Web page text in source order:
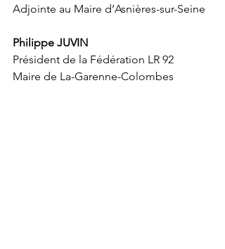
Adjointe au Maire d’Asnières-sur-Seine
Philippe JUVIN
Président de la Fédération LR 92
Maire de La-Garenne-Colombes